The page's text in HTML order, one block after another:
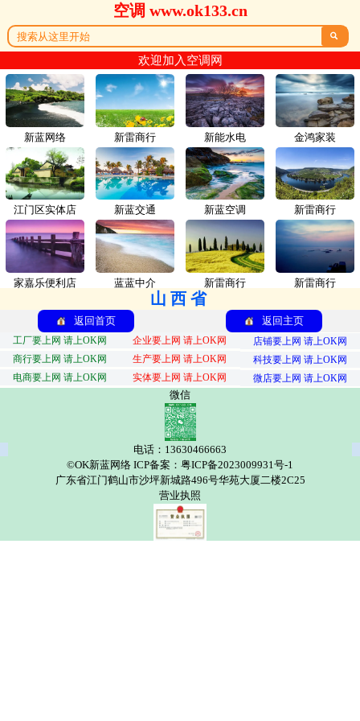
空调 www.ok133.cn

欢迎加入空调网
新蓝网络 新雷商行
江门区实体店 新蓝交通
家嘉乐便利店 蓝蓝中介
新能水电 金鸿家装
新蓝空调 新雷商行
新雷商行 新雷商行
山西省
返回首页 返回主页
工厂要上网 请上OK网 企业要上网 请上OK网
店铺要上网 请上OK网
商行要上网 请上OK网
生产要上网 请上OK网
科技要上网 请上OK网
电商要上网 请上OK网
实体要上网 请上OK网 微店要上网 请上OK网
微信
电话：13630466663
©OK新蓝网络 ICP备案：粤ICP备2023009931号-1
广东省江门鹤山市沙坪新城路496号华苑大厦二楼2C25
营业执照